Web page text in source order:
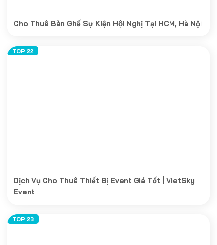
Cho Thuê Bàn Ghế Sự Kiện Hội Nghị Tại HCM, Hà Nội
Dịch Vụ Cho Thuê Thiết Bị Event Giá Tốt | VietSky
Event